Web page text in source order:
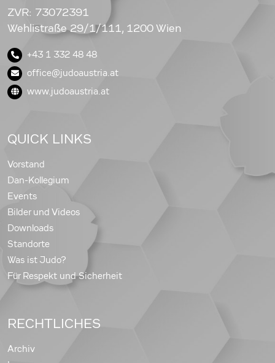
ZVR: 73072391
Wehlistraße 29/1/111, 1200 Wien
+43 1 332 48 48
office@judoaustria.at
www.judoaustria.at
QUICK LINKS
Vorstand
Dan-Kollegium
Events
Bilder und Videos
Downloads
Standorte
Was ist Judo?
Für Respekt und Sicherheit
RECHTLICHES
Archiv